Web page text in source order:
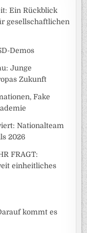
Ein Rückblick
gesellschaftlichen
Demos
Junge
Zukunft
Fake
Nationalteam
2026
FRAGT:
einheitliches
kommt es